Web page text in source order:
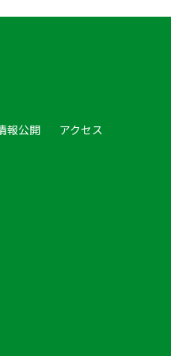
報公開 アクセス